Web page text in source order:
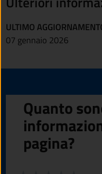
ULTIMO
07 gennaio 2026
Quanto
pagina?